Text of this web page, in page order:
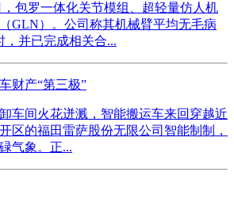
包罗一体化关节模组、超轻量仿人机
GLN）。公司称其机械臂平均无毛病
，并已完成相关合...
财产“第三极”
车间火花迸溅，智能搬运车来回穿越近
区的福田雷萨股份无限公司智能制制，
气象。正...